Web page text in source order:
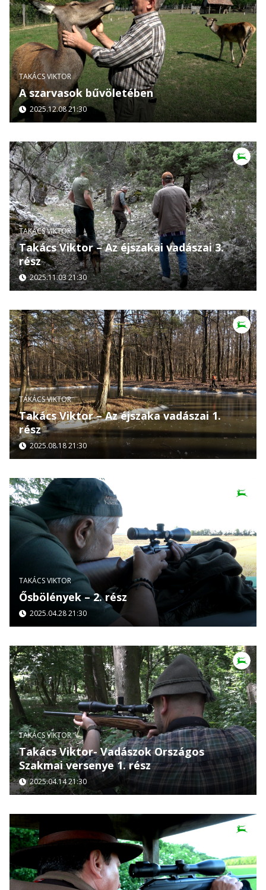
TAKÁCS VIKTOR
A szarvasok bűvöletében
2025.12.08 21:30
TAKÁCS VIKTOR
Takács Viktor – Az éjszakai vadászai 3.
rész
2025.11.03 21:30
TAKÁCS VIKTOR
Takács Viktor – Az éjszaka vadászai 1.
rész
2025.08.18 21:30
TAKÁCS VIKTOR
Ősbölények – 2. rész
2025.04.28 21:30
TAKÁCS VIKTOR
Takács Viktor- Vadászok Országos
Szakmai versenye 1. rész
2025.04.14 21:30